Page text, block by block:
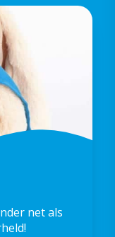
net als